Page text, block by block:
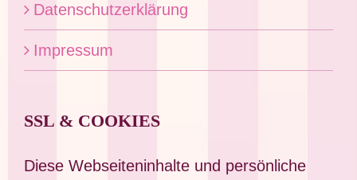
Datenschutzerklärung
Impressum
SSL & COOKIES
Diese Webseiteninhalte und persönliche